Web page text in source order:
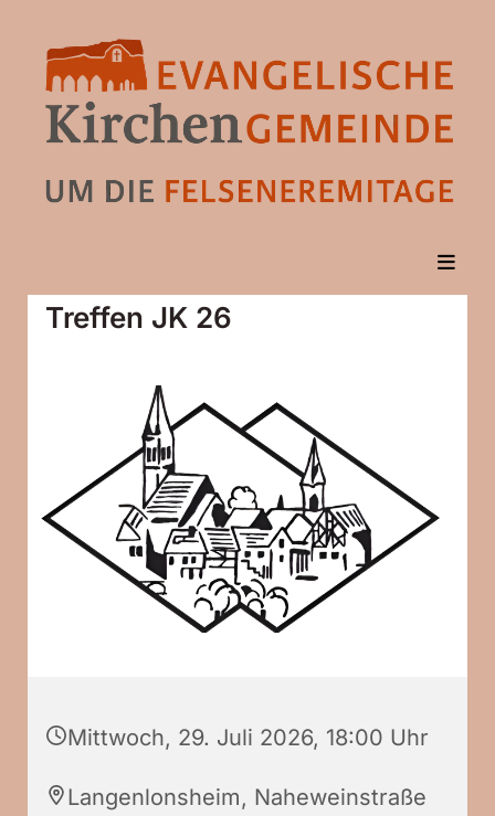
Treffen JK 26
Mittwoch, 29. Juli 2026, 18:00 Uhr
Langenlonsheim, Naheweinstraße